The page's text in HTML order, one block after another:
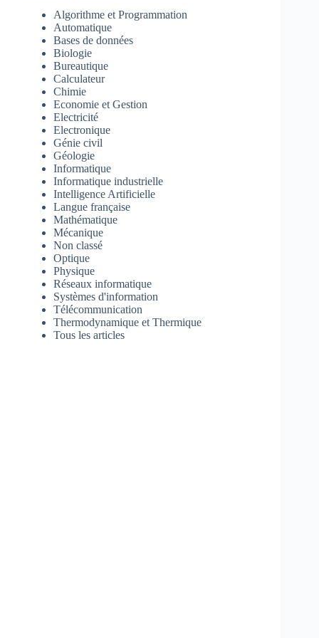
Algorithme et Programmation
Automatique
Bases de données
Biologie
Bureautique
Calculateur
Chimie
Economie et Gestion
Electricité
Electronique
Génie civil
Géologie
Informatique
Informatique industrielle
Intelligence Artificielle
Langue française
Mathématique
Mécanique
Non classé
Optique
Physique
Réseaux informatique
Systèmes d'information
Télécommunication
Thermodynamique et Thermique
Tous les articles